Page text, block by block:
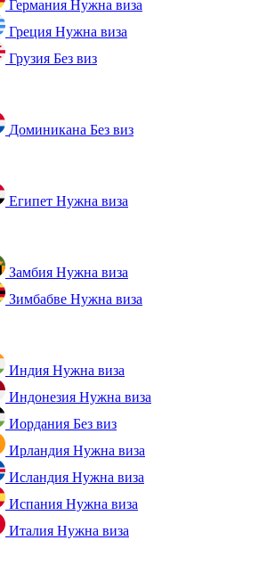
Германия Нужна виза
Греция Нужна виза
Грузия Без виз
Доминикана Без виз
Египет Нужна виза
Замбия Нужна виза
Зимбабве Нужна виза
Индия Нужна виза
Индонезия Нужна виза
Иордания Без виз
Ирландия Нужна виза
Исландия Нужна виза
Испания Нужна виза
Италия Нужна виза